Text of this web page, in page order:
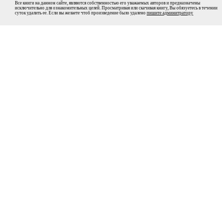
Все книги на данном сайте, являются собственностью его уважаемых авторов и предназначены
исключительно для ознакомительных целей. Просматривая или скачивая книгу, Вы обязуетесь в течении
суток удалить ее. Если вы желаете чтоб произведение было удалено пишите админитратору